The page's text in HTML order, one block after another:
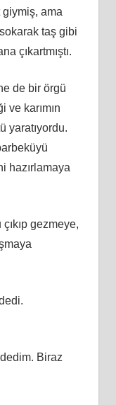
giymiş, ama
taş gibi
çıkartmıştı.
de bir örgü
ve karımın
yaratıyordu.
hazırlamaya
gezmeye,
Biraz